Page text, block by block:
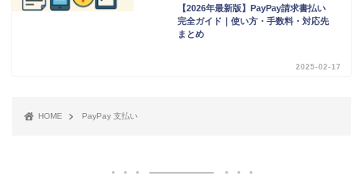
【2026年最新版】PayPay請求書払い
完全ガイド｜使い方・手数料・対応先
まとめ
2025-02-17
HOME PayPay 支払い